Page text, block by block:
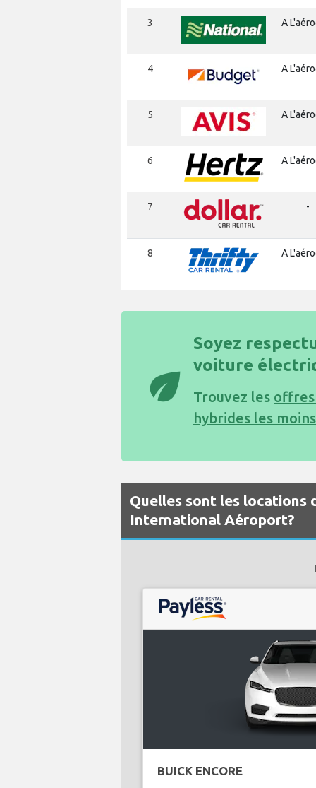
3 A
4 A
5 A
6 A
7 -
8 A
eco
Soyez
voiture
Trouvez les
hybrides les
Quelles sont les locations
International Aéroport?
BUICK ENCORE